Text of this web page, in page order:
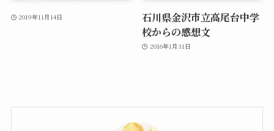
2019年11月14日
石川県金沢市立高尾台中学
校からの感想文
2016年1月31日